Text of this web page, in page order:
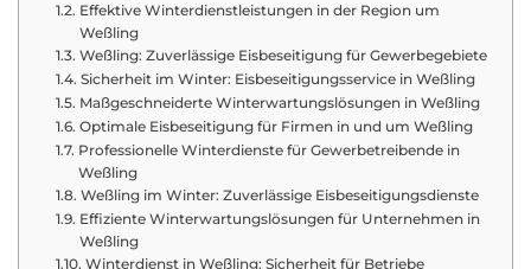
Effektive Winterdienstleistungen in der Region um
Weßling
Weßling: Zuverlässige Eisbeseitigung für Gewerbegebiete
Sicherheit im Winter: Eisbeseitigungsservice in Weßling
Maßgeschneiderte Winterwartungslösungen in Weßling
Optimale Eisbeseitigung für Firmen in und um Weßling
Professionelle Winterdienste für Gewerbetreibende in
Weßling
Weßling im Winter: Zuverlässige Eisbeseitigungsdienste
Effiziente Winterwartungslösungen für Unternehmen in
Weßling
Winterdienst in Weßling: Sicherheit für Betriebe